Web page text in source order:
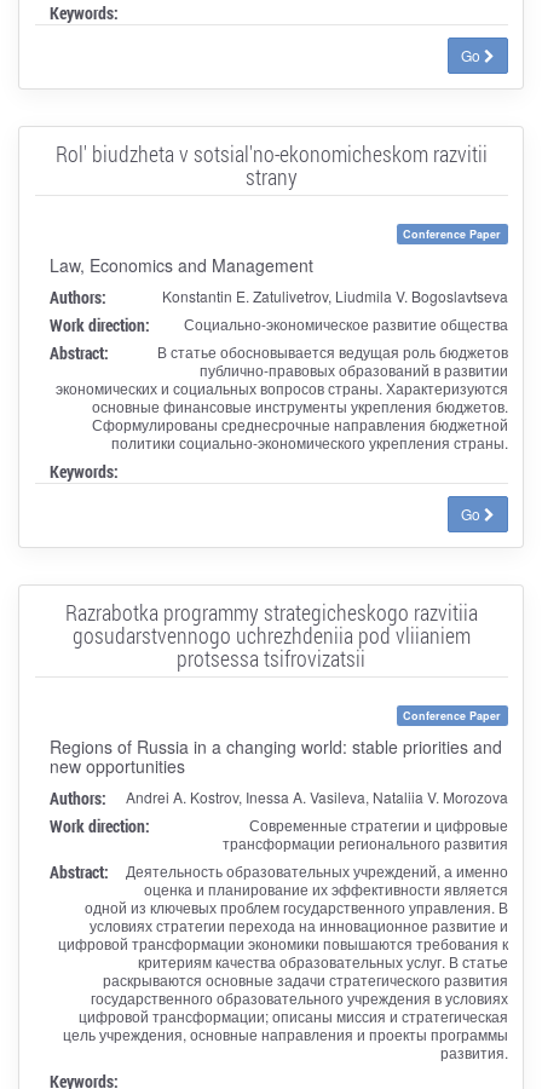
Keywords:
Go
Rol' biudzheta v sotsial'no-ekonomicheskom razvitii
strany
Conference Paper
Law, Economics and Management
Authors: Konstantin E. Zatulivetrov, Liudmila V. Bogoslavtseva
Work direction: Социально-экономическое развитие общества
Abstract:
В статье обосновывается ведущая роль бюджетов
публично-правовых образований в развитии
экономических и социальных вопросов страны. Характеризуются
основные финансовые инструменты укрепления бюджетов.
Сформулированы среднесрочные направления бюджетной
политики социально-экономического укрепления страны.
Keywords:
Go
Razrabotka programmy strategicheskogo razvitiia
gosudarstvennogo uchrezhdeniia pod vliianiem
protsessa tsifrovizatsii
Conference Paper
Regions of Russia in a changing world: stable priorities and
new opportunities
Authors: Andrei A. Kostrov, Inessa A. Vasileva, Nataliia V. Morozova
Work direction:
Современные стратегии и цифровые
трансформации регионального развития
Abstract:
Деятельность образовательных учреждений, а именно
оценка и планирование их эффективности является
одной из ключевых проблем государственного управления. В
условиях стратегии перехода на инновационное развитие и
цифровой трансформации экономики повышаются требования к
критериям качества образовательных услуг. В статье
раскрываются основные задачи стратегического развития
государственного образовательного учреждения в условиях
цифровой трансформации; описаны миссия и стратегическая
цель учреждения, основные направления и проекты программы
развития.
Keywords: